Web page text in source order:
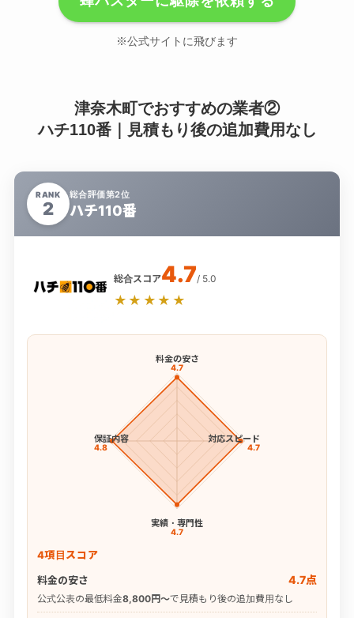
※公式サイトに飛びます
津奈木町でおすすめの業者②
ハチ110番｜見積もり後の追加費用なし
RANK
2
総合評価第2位
ハチ110番
総合スコア4.7/ 5.0
★★★★★
料金の安さ
4.7
対応スピード
4.7
実績・専門性
4.7
保証内容
4.8
4項目スコア
料金の安さ
4.7点
公式公表の最低料金8,800円〜で見積もり後の追加費用なし